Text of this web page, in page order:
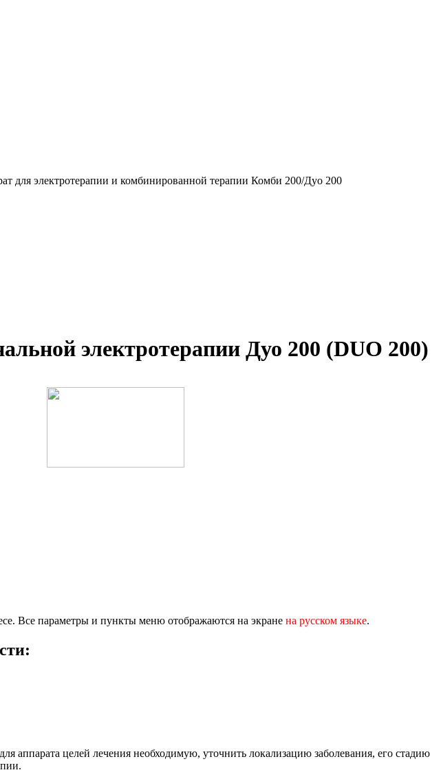
для электротерапии и комбинированной терапии Комби 200/Дуо 200
электротерапии Дуо 200 (DUO 200)
Все параметры и пункты меню отображаются на экране на русском языке.
аппарата целей лечения необходимую, уточнить локализацию заболевания, его стадию